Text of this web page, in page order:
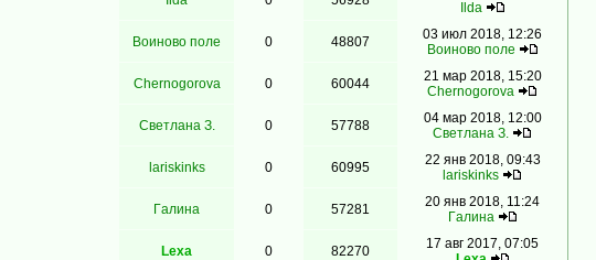
Ilda
Воиново поле 0 48807
03 июл 2018, 12:26
Воиново поле
Chernogorova 0 60044
21 мар 2018, 15:20
Chernogorova
Светлана З. 0 57788
04 мар 2018, 12:00
Светлана З.
lariskinks 0 60995
22 янв 2018, 09:43
lariskinks
Гaлинa 0 57281
20 янв 2018, 11:24
Гaлинa
Lexa 0 82270
17 авг 2017, 07:05